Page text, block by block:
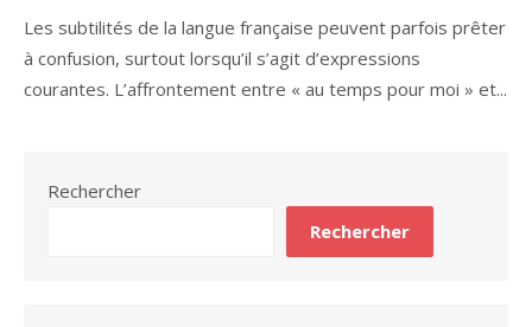
Les subtilités de la langue française peuvent parfois prêter
à confusion, surtout lorsqu’il s’agit d’expressions
courantes. L’affrontement entre « au temps pour moi » et...
Rechercher
Rechercher